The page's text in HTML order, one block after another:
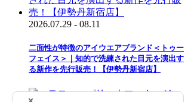
2026.07.29 - 08.11
二面性が特徴のアイウエアブランド＜トゥー
フェイス＞｜知的で洗練された目元を演出す
る新作を先行販売！【伊勢丹新宿店】